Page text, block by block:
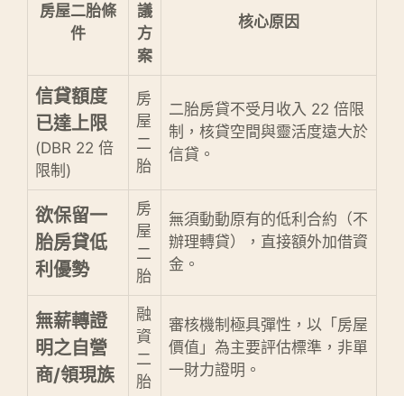
房屋二胎條
件
議
方
案
核心原因
信貸額度
已達上限
(DBR 22 倍
限制)
房
屋
二
胎
二胎房貸不受月收入 22 倍限
制，核貸空間與靈活度遠大於
信貸。
欲保留一
胎房貸低
利優勢
房
屋
二
胎
無須動動原有的低利合約（不
辦理轉貸），直接額外加借資
金。
無薪轉證
明之自營
商/領現族
融
資
二
胎
審核機制極具彈性，以「房屋
價值」為主要評估標準，非單
一財力證明。